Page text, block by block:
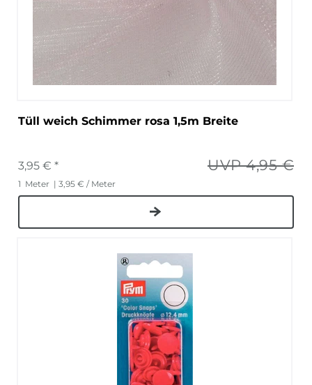
Tüll weich Schimmer rosa 1,5m Breite
UVP 4,95 €
3,95 € *
1 Meter | 3,95 € / Meter